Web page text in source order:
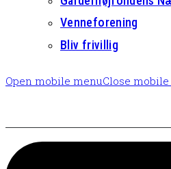
Venneforening
Bliv frivillig
Open mobile menuClose